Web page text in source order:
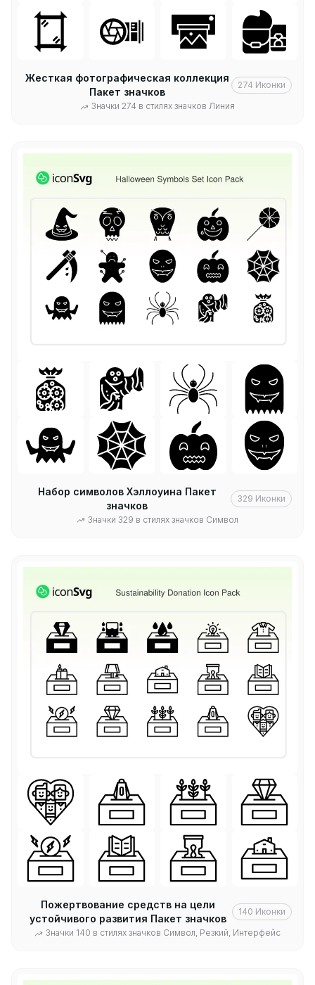
Жесткая фотографическая коллекция
Пакет значков
274 Иконки
Значки 274 в стилях значков Линия
Набор символов Хэллоуина Пакет
значков
329 Иконки
Значки 329 в стилях значков Символ
Пожертвование средств на цели
устойчивого развития Пакет значков
140 Иконки
Значки 140 в стилях значков Символ, Резкий, Интерфейс